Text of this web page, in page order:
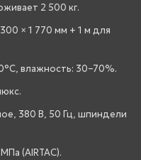
2 500 кг.
× 1 770 мм + 1 м для
влажность: 30–70%.
380 В, 50 Гц, шпиндели
(AIRTAC).